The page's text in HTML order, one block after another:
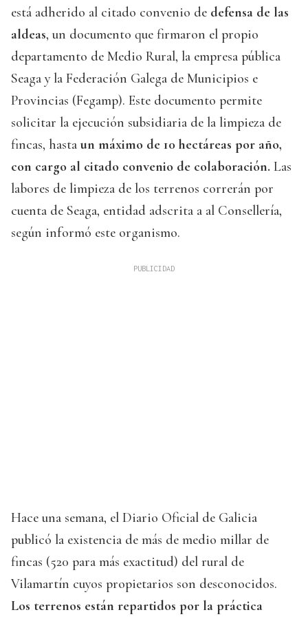
está adherido al citado convenio de defensa de las
aldeas, un documento que firmaron el propio
departamento de Medio Rural, la empresa pública
Seaga y la Federación Galega de Municipios e
Provincias (Fegamp). Este documento permite
solicitar la ejecución subsidiaria de la limpieza de
fincas, hasta un máximo de 10 hectáreas por año,
con cargo al citado convenio de colaboración. Las
labores de limpieza de los terrenos correrán por
cuenta de Seaga, entidad adscrita a al Consellería,
según informó este organismo.
Hace una semana, el Diario Oficial de Galicia
publicó la existencia de más de medio millar de
fincas (520 para más exactitud) del rural de
Vilamartín cuyos propietarios son desconocidos.
Los terrenos están repartidos por la práctica